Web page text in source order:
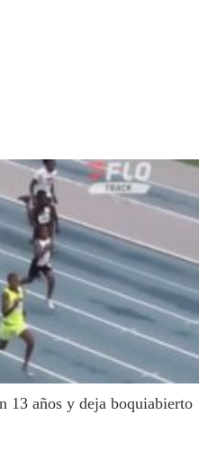
13 años y deja boquiabierto